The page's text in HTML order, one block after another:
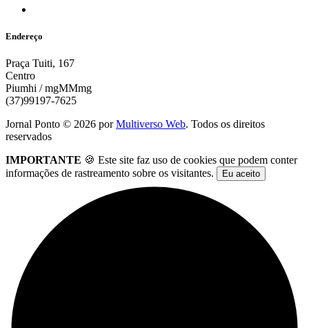
Endereço
Praça Tuiti, 167
Centro
Piumhi / mgMMmg
(37)99197-7625
Jornal Ponto © 2026 porMultiverso Web. Todos os direitos
reservados
IMPORTANTE 🍪 Este site faz uso de cookies que podem conter
informações de rastreamento sobre os visitantes.
Eu aceito